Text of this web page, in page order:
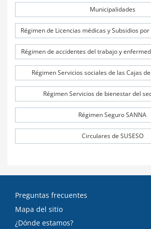
Municipalidades
Régimen de accidentes del trabajo y
Régimen Servicios sociales de las Cajas
Régimen Servicios de bienestar del
Régimen Seguro SANNA
Circulares de SUSESO
Preguntas frecuentes
Mapa del sitio
¿Dónde estamos?